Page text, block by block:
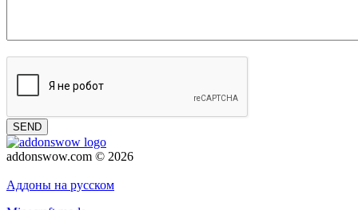
SEND
addonswow.com © 2026
Аддоны на русском